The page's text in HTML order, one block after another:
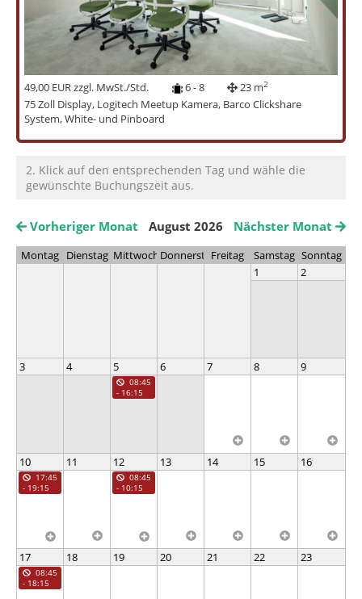
49,00 EUR zzgl. MwSt./Std. 6 - 8 23 m2
75 Zoll Display, Logitech Meetup Kamera, Barco Clickshare
System, White- und Pinboard
2. Klick auf den entsprechenden Tag und wähle die
gewünschte Buchungszeit aus.
Vorheriger Monat August 2026 Nächster Monat
Montag Dienstag Mittwoch DonnerstagFreitag Samstag Sonntag
1
2
3 4 5
08:45
- 16:15
6 7 8 9
10
17:45
- 19:15
11 12
08:45
- 10:15
13 14 15 16
17
08:45
- 18:15
18 19 20 21 22 23